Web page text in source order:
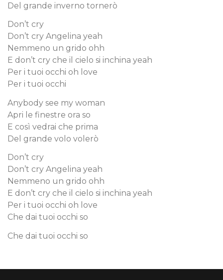
Del grande inverno tornerò
Don’t cry
Don’t cry Angelina yeah
Nemmeno un grido ohh
E don’t cry che il cielo si inchina yeah
Per i tuoi occhi oh love
Per i tuoi occhi
Anybody see my woman
Apri le finestre ora so
E così vedrai che prima
Del grande volo volerò
Don’t cry
Don’t cry Angelina yeah
Nemmeno un grido ohh
E don’t cry che il cielo si inchina yeah
Per i tuoi occhi oh love
Che dai tuoi occhi so
Che dai tuoi occhi so